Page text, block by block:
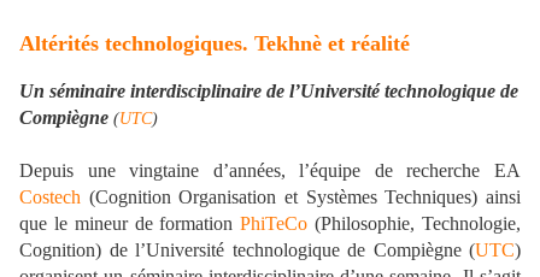
Altérités technologiques. Tekhnè et réalité
Un séminaire interdisciplinaire de l’Université technologique de
Compiègne (UTC)
Depuis une vingtaine d’années, l’équipe de recherche EA
Costech (Cognition Organisation et Systèmes Techniques) ainsi
que le mineur de formationPhiTeCo (Philosophie, Technologie,
Cognition) de l’Université technologique de Compiègne (UTC)